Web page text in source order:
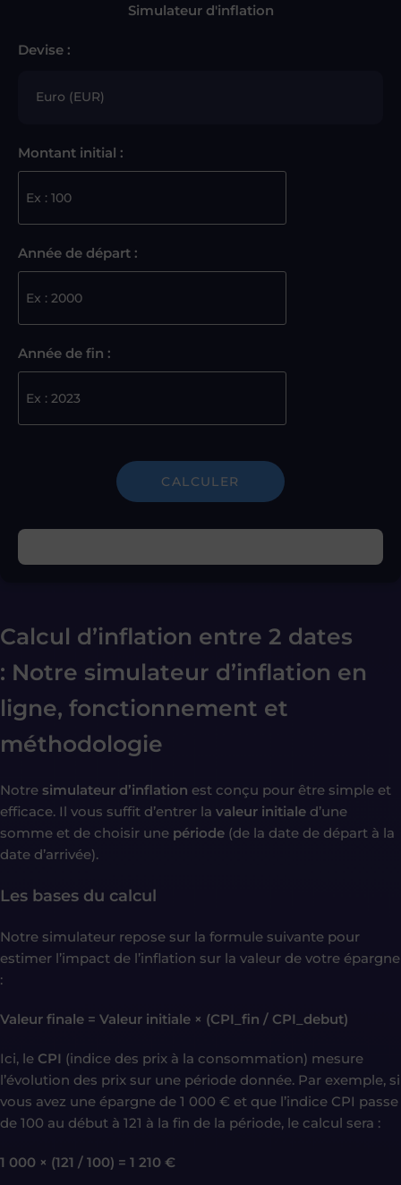
Simulateur d'inflation
Devise :
Montant initial :
Année de départ :
Année de fin :
CALCULER
Calcul d’inflation entre 2 dates
: Notre simulateur d’inflation en
ligne, fonctionnement et
méthodologie
Notre simulateur d’inflation est conçu pour être simple et
efficace. Il vous suffit d’entrer la valeur initiale d’une
somme et de choisir une période (de la date de départ à la
date d’arrivée).
Les bases du calcul
Notre simulateur repose sur la formule suivante pour
estimer l’impact de l’inflation sur la valeur de votre épargne
:
Valeur finale = Valeur initiale × (CPI_fin / CPI_debut)
Ici, le CPI (indice des prix à la consommation) mesure
l’évolution des prix sur une période donnée. Par exemple, si
vous avez une épargne de 1 000 € et que l’indice CPI passe
de 100 au début à 121 à la fin de la période, le calcul sera :
1 000 × (121 / 100) = 1 210 €